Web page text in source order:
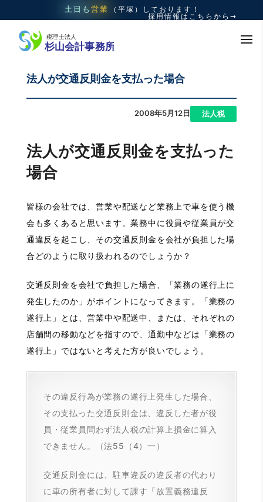
土日も 営業 （平塚）
しております！
採用情報はこちらから➞
法人が交通反則金を支払った場合
2008年5月12日 法人税
法人が交通反則金を支払った
場合
皆様の会社では、営業や配送など業務上で車を使う機
会も多くあると思います。業務中に役員や従業員が交
通違反を起こし、その交通反則金を会社が負担した場
合どのように取り扱われるのでしょうか？
交通反則金を会社で負担した場合、「業務の遂行上に
発生したのか」がポイントになってきます。「業務の
遂行上」とは、営業中や配送中、または、それぞれの
店舗間の移動などを指すので、通勤中などは「業務の
遂行上」ではないと考えた方が良いでしょう。
その違反行為が業務の遂行上発生した場合、
その支払った交通反則金は、違反した者が役
員・従業員問わず法人税の計算上損金に算入
できません。（法55（4）一）
交通反則金には、駐車違反の違反者の代わり
に車の所有者に対して課す「放置義務違反